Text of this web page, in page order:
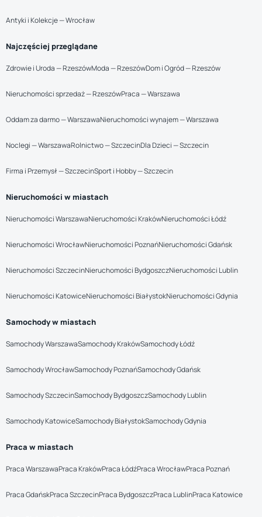
Antyki i Kolekcje — Wrocław
Najczęściej przeglądane
Zdrowie i Uroda — RzeszówModa — RzeszówDom i Ogród — Rzeszów
Nieruchomości sprzedaż — RzeszówPraca — Warszawa
Oddam za darmo — WarszawaNieruchomości wynajem — Warszawa
Noclegi — WarszawaRolnictwo — SzczecinDla Dzieci — Szczecin
Firma i Przemysł — SzczecinSport i Hobby — Szczecin
Nieruchomości w miastach
Nieruchomości WarszawaNieruchomości KrakówNieruchomości Łódź
Nieruchomości WrocławNieruchomości PoznańNieruchomości Gdańsk
Nieruchomości SzczecinNieruchomości BydgoszczNieruchomości Lublin
Nieruchomości KatowiceNieruchomości BiałystokNieruchomości Gdynia
Samochody w miastach
Samochody WarszawaSamochody KrakówSamochody Łódź
Samochody WrocławSamochody PoznańSamochody Gdańsk
Samochody SzczecinSamochody BydgoszczSamochody Lublin
Samochody KatowiceSamochody BiałystokSamochody Gdynia
Praca w miastach
Praca WarszawaPraca KrakówPraca ŁódźPraca WrocławPraca Poznań
Praca GdańskPraca SzczecinPraca BydgoszczPraca LublinPraca Katowice